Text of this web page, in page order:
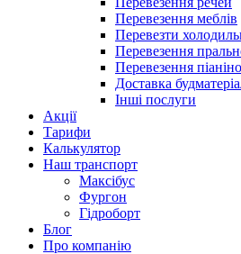
Перевезення меблів
Перевезти
Перевезення
Перевезення піаніно
Доставка
Інші послуги
Акції
Тарифи
Калькулятор
Наш транспорт
Максібус
Фургон
Гідроборт
Блог
Про компанію